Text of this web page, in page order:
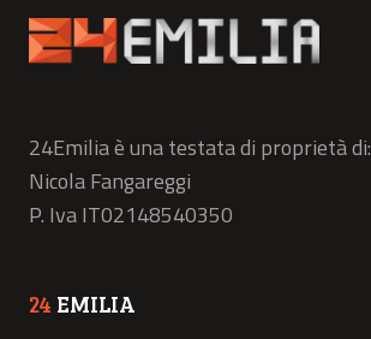
24Emilia è una testata di proprietà di:
Nicola Fangareggi
P. Iva IT02148540350
24 EMILIA